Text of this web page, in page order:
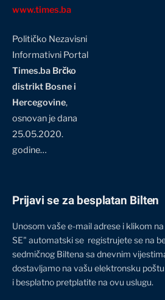
www.times.ba
Političko Nezavisni
Informativni Portal
Times.ba Brčko
distrikt Bosne i
Hercegovine,
osnovan je dana
25.05.2020.
godine…
Prijavi se za besplatan Bilten
Unosom vaše e-mail adrese i klikom
SE" automatski se registrujete se na
sedmičnog Biltena sa dnevnim
dostavljamo na vašu elektronsku
i besplatno pretplatite na ovu uslugu.